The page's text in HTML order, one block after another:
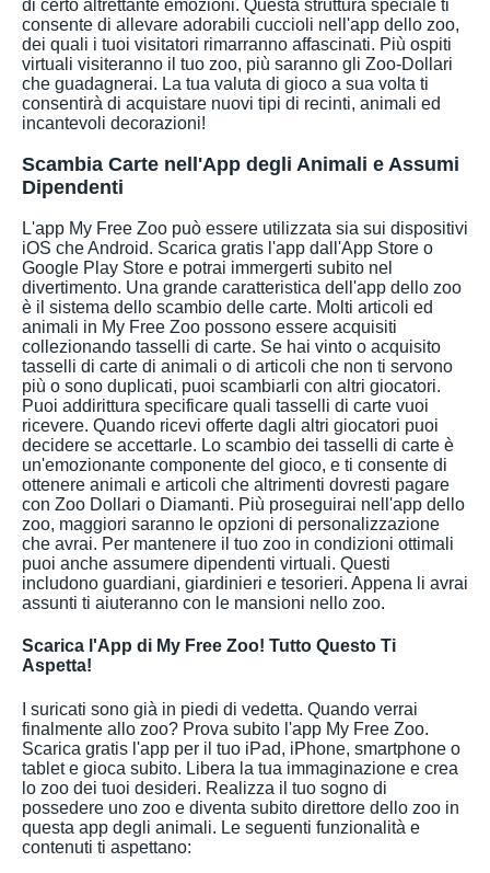
di certo altrettante emozioni. Questa struttura speciale ti
consente di allevare adorabili cuccioli nell'app dello zoo,
dei quali i tuoi visitatori rimarranno affascinati. Più ospiti
virtuali visiteranno il tuo zoo, più saranno gli Zoo-Dollari
che guadagnerai. La tua valuta di gioco a sua volta ti
consentirà di acquistare nuovi tipi di recinti, animali ed
incantevoli decorazioni!
Scambia Carte nell'App degli Animali e Assumi
Dipendenti
L'app My Free Zoo può essere utilizzata sia sui dispositivi
iOS che Android. Scarica gratis l'app dall'App Store o
Google Play Store e potrai immergerti subito nel
divertimento. Una grande caratteristica dell'app dello zoo
è il sistema dello scambio delle carte. Molti articoli ed
animali in My Free Zoo possono essere acquisiti
collezionando tasselli di carte. Se hai vinto o acquisito
tasselli di carte di animali o di articoli che non ti servono
più o sono duplicati, puoi scambiarli con altri giocatori.
Puoi addirittura specificare quali tasselli di carte vuoi
ricevere. Quando ricevi offerte dagli altri giocatori puoi
decidere se accettarle. Lo scambio dei tasselli di carte è
un'emozionante componente del gioco, e ti consente di
ottenere animali e articoli che altrimenti dovresti pagare
con Zoo Dollari o Diamanti. Più proseguirai nell'app dello
zoo, maggiori saranno le opzioni di personalizzazione
che avrai. Per mantenere il tuo zoo in condizioni ottimali
puoi anche assumere dipendenti virtuali. Questi
includono guardiani, giardinieri e tesorieri. Appena li avrai
assunti ti aiuteranno con le mansioni nello zoo.
Scarica l'App di My Free Zoo! Tutto Questo Ti
Aspetta!
I suricati sono già in piedi di vedetta. Quando verrai
finalmente allo zoo? Prova subito l'app My Free Zoo.
Scarica gratis l'app per il tuo iPad, iPhone, smartphone o
tablet e gioca subito. Libera la tua immaginazione e crea
lo zoo dei tuoi desideri. Realizza il tuo sogno di
possedere uno zoo e diventa subito direttore dello zoo in
questa app degli animali. Le seguenti funzionalità e
contenuti ti aspettano: